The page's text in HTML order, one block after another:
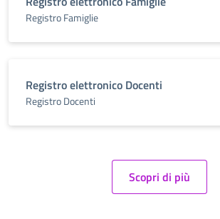
Registro Famiglie
Registro elettronico Docenti
Registro Docenti
Scopri di più